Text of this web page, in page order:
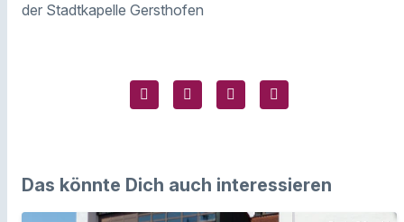
der Stadtkapelle Gersthofen
Das könnte Dich auch interessieren